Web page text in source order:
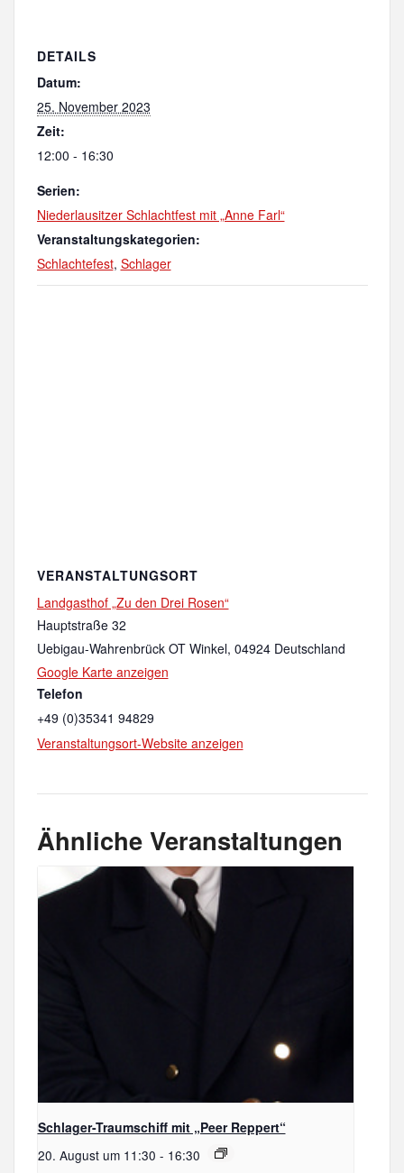
DETAILS
Datum:
25. November 2023
Zeit:
12:00 - 16:30
Serien:
Niederlausitzer Schlachtfest mit „Anne Farl“
Veranstaltungskategorien:
Schlachtefest, Schlager
VERANSTALTUNGSORT
Landgasthof „Zu den Drei Rosen“
Hauptstraße 32
Uebigau-Wahrenbrück OT Winkel, 04924 Deutschland
Google Karte anzeigen
Telefon
+49 (0)35341 94829
Veranstaltungsort-Website anzeigen
Ähnliche Veranstaltungen
Schlager-Traumschiff mit „Peer Reppert“
20. August um 11:30 - 16:30